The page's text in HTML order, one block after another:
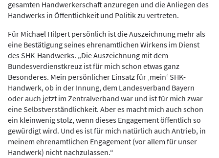
gesamten Handwerkerschaft anzuregen und die Anliegen des
Handwerks in Öffentlichkeit und Politik zu vertreten.
Für Michael Hilpert persönlich ist die Auszeichnung mehr als
eine Bestätigung seines ehrenamtlichen Wirkens im Dienst
des SHK-Handwerks. „Die Auszeichnung mit dem
Bundesverdienstkreuz ist für mich schon etwas ganz
Besonderes. Mein persönlicher Einsatz für ‚mein‘ SHK-
Handwerk, ob in der Innung, dem Landesverband Bayern
oder auch jetzt im Zentralverband war und ist für mich zwar
eine Selbstverständlichkeit. Aber es macht mich auch schon
ein kleinwenig stolz, wenn dieses Engagement öffentlich so
gewürdigt wird. Und es ist für mich natürlich auch Antrieb, in
meinem ehrenamtlichen Engagement (vor allem für unser
Handwerk) nicht nachzulassen.“